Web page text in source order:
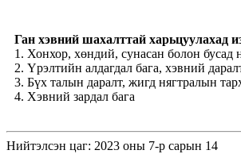
Ган хэвний шахалттай харьцуулахад
1. Хонхор, хөндий, сунасан болон бусад
2. Үрэлтийн алдагдал бага, хэвний
3. Бүх талын даралт, жигд нягтралын
4. Хэвний зардал бага
Нийтэлсэн цаг: 2023 оны 7-р сарын 14